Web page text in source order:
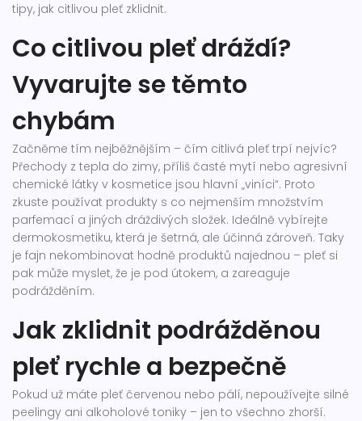
tipy, jak citlivou pleť zklidnit.
Co citlivou pleť dráždí?
Vyvarujte se těmto
chybám
Začněme tím nejběžnějším – čím citlivá pleť trpí nejvíc?
Přechody z tepla do zimy, příliš časté mytí nebo agresivní
chemické látky v kosmetice jsou hlavní „viníci“. Proto
zkuste používat produkty s co nejmenším množstvím
parfemací a jiných dráždivých složek. Ideálně vybírejte
dermokosmetiku, která je šetrná, ale účinná zároveň. Taky
je fajn nekombinovat hodně produktů najednou – pleť si
pak může myslet, že je pod útokem, a zareaguje
podrážděním.
Jak zklidnit podrážděnou
pleť rychle a bezpečně
Pokud už máte pleť červenou nebo pálí, nepoužívejte silné
peelingy ani alkoholové toniky – jen to všechno zhorší.